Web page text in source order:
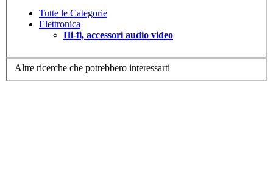
Tutte le Categorie
Elettronica
Hi-fi, accessori audio video
Altre ricerche che potrebbero interessarti